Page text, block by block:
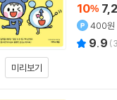
미리보기
10%
400원
9.9 (